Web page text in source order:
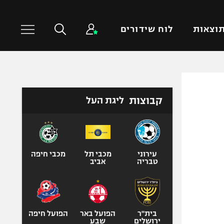
תוצאות לוח שידורים
טניס
כדורעף
ספורט אולימפי
קבוצות ליגת העל
עירוני
טבריה
מכבי תל
אביב
מכבי חיפה
בית"ר
ירושלים
הפועל באר
שבע
הפועל חיפה